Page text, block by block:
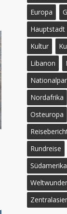
Europa
Hauptstadt
Kultur
Libanon
Nordafrika
Osteuropa
Rundreise
Südamerika
Weltwunder